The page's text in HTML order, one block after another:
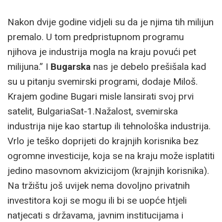
Nakon dvije godine vidjeli su da je njima tih milijun
premalo. U tom predpristupnom programu
njihova je industrija mogla na kraju povući pet
milijuna.” I Bugarska nas je debelo prešišala kad
su u pitanju svemirski programi, dodaje Miloš.
Krajem godine Bugari misle lansirati svoj prvi
satelit, BulgariaSat-1.Nažalost, svemirska
industrija nije kao startup ili tehnološka industrija.
Vrlo je teško doprijeti do krajnjih korisnika bez
ogromne investicije, koja se na kraju može isplatiti
jedino masovnom akvizicijom (krajnjih korisnika).
Na tržištu još uvijek nema dovoljno privatnih
investitora koji se mogu ili bi se uopće htjeli
natjecati s državama, javnim institucijama i